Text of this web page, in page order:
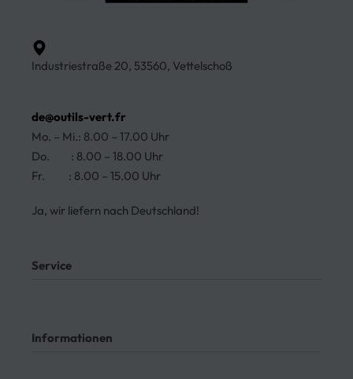
Industriestraße 20, 53560, Vettelschoß
de@outils-vert.fr
Mo. – Mi.: 8.00 – 17.00 Uhr
Do. : 8.00 – 18.00 Uhr
Fr. : 8.00 – 15.00 Uhr
Ja, wir liefern nach Deutschland!
Service
Meine Bestellungen
Informationen